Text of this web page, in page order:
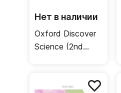
Нет в наличии
Oxford Discover
Science (2nd
Online Practice /